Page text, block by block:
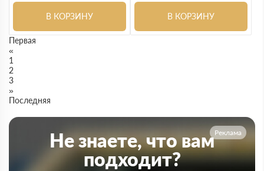
В КОРЗИНУ В КОРЗИНУ
Первая
«
1
2
3
»
Последняя
Реклама
Не знаете, что вам
подходит?